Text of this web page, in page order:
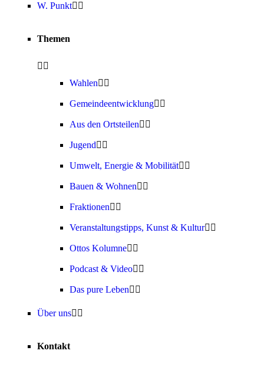
W. Punkt
Themen
Wahlen
Gemeindeentwicklung
Aus den Ortsteilen
Jugend
Umwelt, Energie & Mobilität
Bauen & Wohnen
Fraktionen
Veranstaltungstipps, Kunst & Kultur
Ottos Kolumne
Podcast & Video
Das pure Leben
Über uns
Kontakt